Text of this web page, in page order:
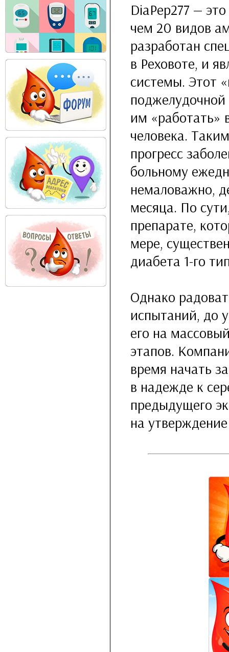
DiaPep277 —
чем 20 видов
разработан
в Реховоте, и
системы. Этот
им «работать»
человека.
прогресс
больному
немаловажно,
месяца. По
препарате,
мере,
диабета 1-го
Однако
испытаний, до
его на
этапов.
время начать
в надежде к
предыдущего
на